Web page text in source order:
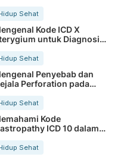
Sehat
Kode ICD X
untuk Diagnosis
Sehat
Penyebab dan
Perforation pada
Sehat
Kode
ICD 10 dalam
Medis Pasien
Sehat